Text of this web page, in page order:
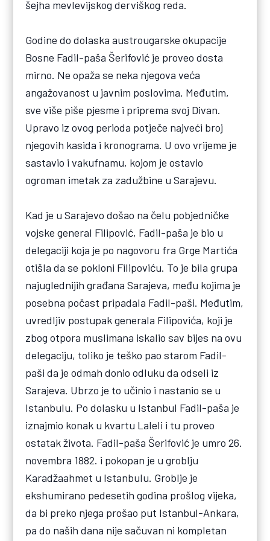
šejha mevlevijskog derviškog reda.
Godine do dolaska austrougarske okupacije
Bosne Fadil-paša Šerifović je proveo dosta
mirno. Ne opaža se neka njegova veća
angažovanost u javnim poslovima. Međutim,
sve više piše pjesme i priprema svoj Divan.
Upravo iz ovog perioda potječe najveći broj
njegovih kasida i kronograma. U ovo vrijeme je
sastavio i vakufnamu, kojom je ostavio
ogroman imetak za zadužbine u Sarajevu.
Kad je u Sarajevo došao na čelu pobjedničke
vojske general Filipović, Fadil-paša je bio u
delegaciji koja je po nagovoru fra Grge Martića
otišla da se pokloni Filipoviću. To je bila grupa
najuglednijih građana Sarajeva, među kojima je
posebna počast pripadala Fadil-paši. Međutim,
uvredljiv postupak generala Filipovića, koji je
zbog otpora muslimana iskalio sav bijes na ovu
delegaciju, toliko je teško pao starom Fadil-
paši da je odmah donio odluku da odseli iz
Sarajeva. Ubrzo je to učinio i nastanio se u
Istanbulu. Po dolasku u Istanbul Fadil-paša je
iznajmio konak u kvartu Laleli i tu proveo
ostatak života. Fadil-paša Šerifović je umro 26.
novembra 1882. i pokopan je u groblju
Karadžaahmet u Istanbulu. Groblje je
ekshumirano pedesetih godina prošlog vijeka,
da bi preko njega prošao put Istanbul-Ankara,
pa do naših dana nije sačuvan ni kompletan